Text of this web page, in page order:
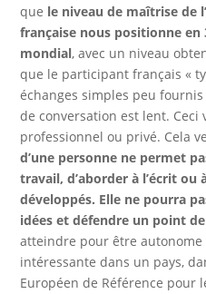
que le niveau de maîtrise de
française nous positionne
mondial, avec un niveau
que le participant français «
échanges simples peu
de conversation est lent.
professionnel ou privé. Cela
d’une personne ne permet
travail, d’aborder à l’écrit ou
développés. Elle ne pourra
idées et défendre un point
atteindre pour être
intéressante dans un pays,
Européen de Référence pour